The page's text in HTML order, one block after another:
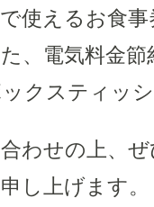
使えるお食
、電気料金
クスティッ
わせの上、
し上げます。